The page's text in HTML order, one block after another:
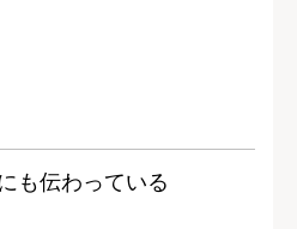
も伝わっている